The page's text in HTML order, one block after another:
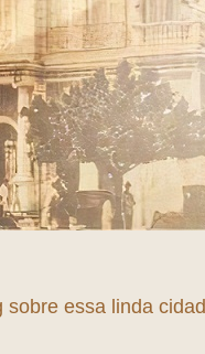
sobre essa linda